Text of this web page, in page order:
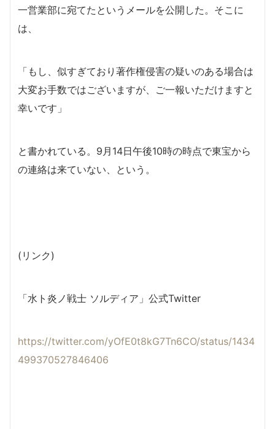
一営業部に宛てたというメールを公開した。そこに
は、
「もし、似すぎており著作権侵害の疑いのある場合は
大変お手数ではございますが、ご一報いただけますと
幸いです」
と書かれている。9月14日午後10時の時点で東宝から
の連絡は来ていない、という。
(リンク)
「水ト炎ノ戦士 ソルディア」公式Twitter
https://twitter.com/yOfE0t8kG7Tn6CO/status/1434
499370527846406